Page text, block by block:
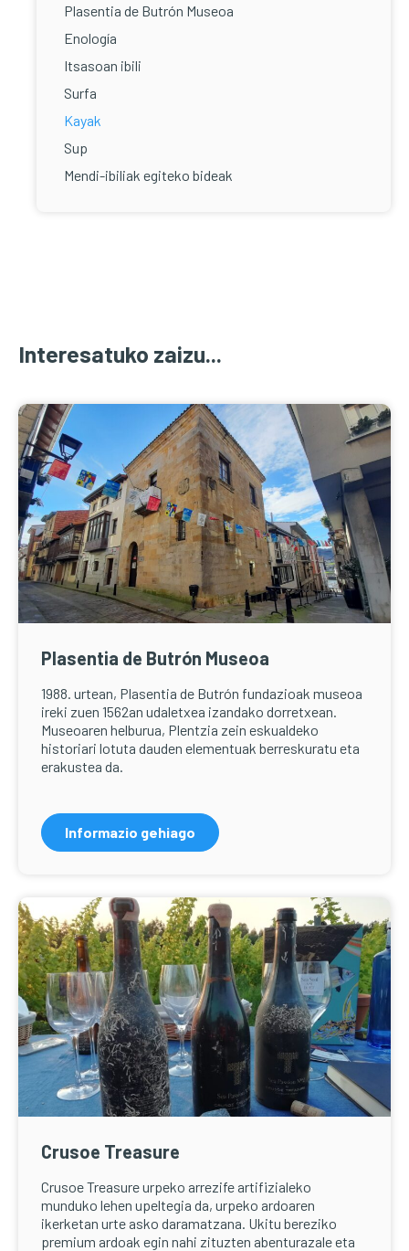
Plasentia de Butrón Museoa
Enología
Itsasoan ibili
Surfa
Kayak
Sup
Mendi-ibiliak egiteko bideak
Interesatuko zaizu...
Plasentia de Butrón Museoa
1988. urtean, Plasentia de Butrón fundazioak museoa
ireki zuen 1562an udaletxea izandako dorretxean.
Museoaren helburua, Plentzia zein eskualdeko
historiari lotuta dauden elementuak berreskuratu eta
erakustea da.
Informazio gehiago
Crusoe Treasure
Crusoe Treasure urpeko arrezife artifizialeko
munduko lehen upeltegia da, urpeko ardoaren
ikerketan urte asko daramatzana. Ukitu bereziko
premium ardoak egin nahi zituzten abenturazale eta